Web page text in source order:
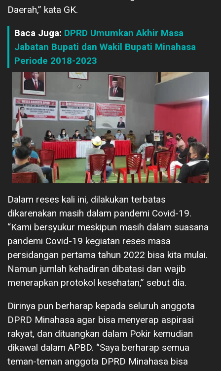
Daerah,” kata GK.
Baca Juga: DPRD Umumkan Akhir Masa
Jabatan Bupati dan Wakil Bupati Minahasa
Periode 2018-2023
Dalam reses kali ini, dilakukan terbatas
dikarenakan masih dalam pandemi Covid-19.
“Kami bersyukur meskipun masih dalam suasana
pandemi Covid-19 kegiatan reses masa
persidangan pertama tahun 2022 bisa kita mulai.
Namun jumlah kehadiran dibatasi dan wajib
menerapkan protokol kesehatan,” sebut dia.
Dirinya pun berharap kepada seluruh anggota
DPRD Minahasa agar bisa menyerap aspirasi
rakyat, dan dituangkan dalam Pokir kemudian
dikawal dalam APBD. “Saya berharap semua
teman-teman anggota DPRD Minahasa bisa